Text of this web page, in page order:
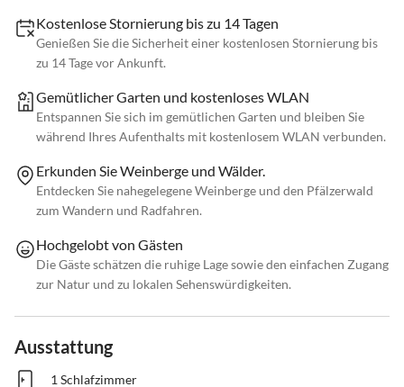
Kostenlose Stornierung bis zu 14 Tagen
Genießen Sie die Sicherheit einer kostenlosen Stornierung bis
zu 14 Tage vor Ankunft.
Gemütlicher Garten und kostenloses WLAN
Entspannen Sie sich im gemütlichen Garten und bleiben Sie
während Ihres Aufenthalts mit kostenlosem WLAN verbunden.
Erkunden Sie Weinberge und Wälder.
Entdecken Sie nahegelegene Weinberge und den Pfälzerwald
zum Wandern und Radfahren.
Hochgelobt von Gästen
Die Gäste schätzen die ruhige Lage sowie den einfachen Zugang
zur Natur und zu lokalen Sehenswürdigkeiten.
Ausstattung
1 Schlafzimmer